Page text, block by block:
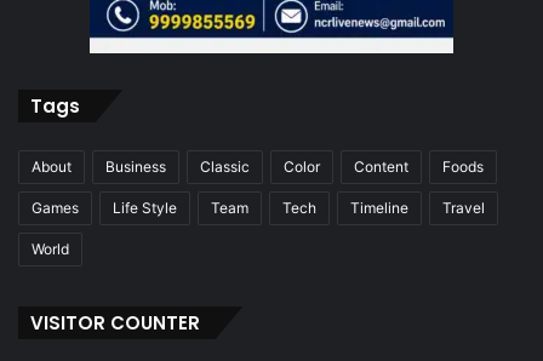
Tags
About Business Classic Color Content Foods
Games Life Style Team Tech Timeline Travel
World
VISITOR COUNTER